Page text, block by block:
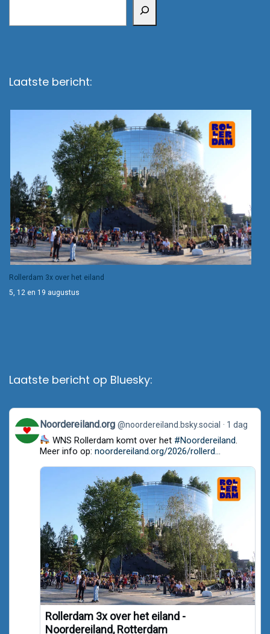
Laatste bericht:
Rollerdam 3x over het eiland
5, 12 en 19 augustus
Laatste bericht op Bluesky:
View
post
by
Noordereiland.org
Noordereiland.org @noordereiland.bsky.social 1 dag
WNS Rollerdam komt over het #Noordereiland.
Meer info op: noordereiland.org/2026/rollerd...
Rollerdam 3x over het eiland -
Noordereiland, Rotterdam